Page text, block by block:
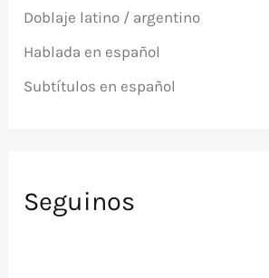
o
:
Doblaje latino / argentino
Hablada en español
Subtítulos en español
Seguinos